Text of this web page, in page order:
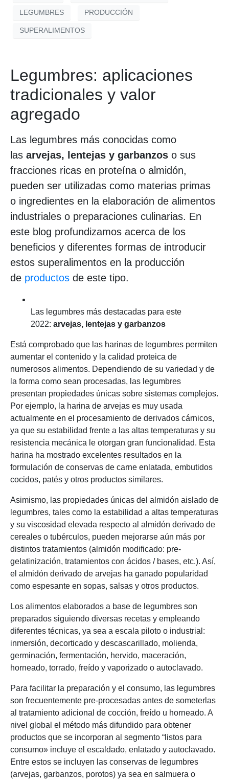
LEGUMBRES PRODUCCIÓN
SUPERALIMENTOS
Legumbres: aplicaciones
tradicionales y valor
agregado
Las legumbres más conocidas como
las arvejas, lentejas y garbanzos o sus
fracciones ricas en proteína o almidón,
pueden ser utilizadas como materias primas
o ingredientes en la elaboración de alimentos
industriales o preparaciones culinarias. En
este blog profundizamos acerca de los
beneficios y diferentes formas de introducir
estos superalimentos en la producción
de productos de este tipo.
Las legumbres más destacadas para este
2022: arvejas, lentejas y garbanzos
Está comprobado que las harinas de legumbres permiten
aumentar el contenido y la calidad proteica de
numerosos alimentos. Dependiendo de su variedad y de
la forma como sean procesadas, las legumbres
presentan propiedades únicas sobre sistemas complejos.
Por ejemplo, la harina de arvejas es muy usada
actualmente en el procesamiento de derivados cárnicos,
ya que su estabilidad frente a las altas temperaturas y su
resistencia mecánica le otorgan gran funcionalidad. Esta
harina ha mostrado excelentes resultados en la
formulación de conservas de carne enlatada, embutidos
cocidos, patés y otros productos similares.
Asimismo, las propiedades únicas del almidón aislado de
legumbres, tales como la estabilidad a altas temperaturas
y su viscosidad elevada respecto al almidón derivado de
cereales o tubérculos, pueden mejorarse aún más por
distintos tratamientos (almidón modificado: pre-
gelatinización, tratamientos con ácidos / bases, etc.). Así,
el almidón derivado de arvejas ha ganado popularidad
como espesante en sopas, salsas y otros productos.
Los alimentos elaborados a base de legumbres son
preparados siguiendo diversas recetas y empleando
diferentes técnicas, ya sea a escala piloto o industrial:
inmersión, decorticado y descascarillado, molienda,
germinación, fermentación, hervido, maceración,
horneado, torrado, freído y vaporizado o autoclavado.
Para facilitar la preparación y el consumo, las legumbres
son frecuentemente pre-procesadas antes de someterlas
al tratamiento adicional de cocción, freído u horneado. A
nivel global el método más difundido para obtener
productos que se incorporan al segmento “listos para
consumo» incluye el escaldado, enlatado y autoclavado.
Entre estos se incluyen las conservas de legumbres
(arvejas, garbanzos, porotos) ya sea en salmuera o